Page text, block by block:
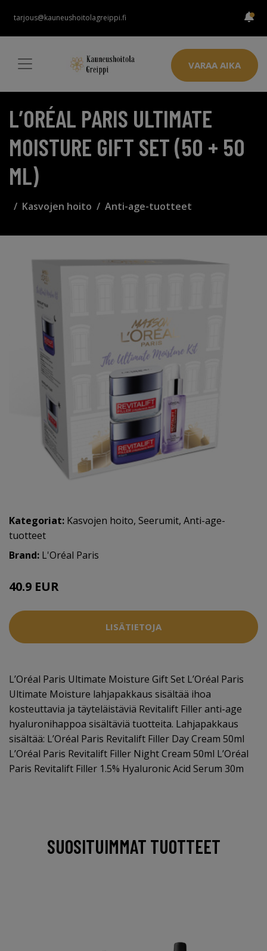
tarjous@kauneushoitolagreippi.fi
VARAA AIKA
L’ORÉAL PARIS ULTIMATE
MOISTURE GIFT SET (50 + 50
ML)
Kasvojen hoito Anti-age-tuotteet
Kategoriat: Kasvojen hoito, Seerumit, Anti-age-
tuotteet
Brand: L'Oréal Paris
40.9 EUR
LISÄTIETOJA
L’Oréal Paris Ultimate Moisture Gift Set L’Oréal Paris
Ultimate Moisture lahjapakkaus sisältää ihoa
kosteuttavia ja täyteläistäviä Revitalift Filler anti-age
hyaluronihappoa sisältäviä tuotteita. Lahjapakkaus
sisältää: L’Oréal Paris Revitalift Filler Day Cream 50ml
L’Oréal Paris Revitalift Filler Night Cream 50ml L’Oréal
Paris Revitalift Filler 1.5% Hyaluronic Acid Serum 30m
SUOSITUIMMAT TUOTTEET